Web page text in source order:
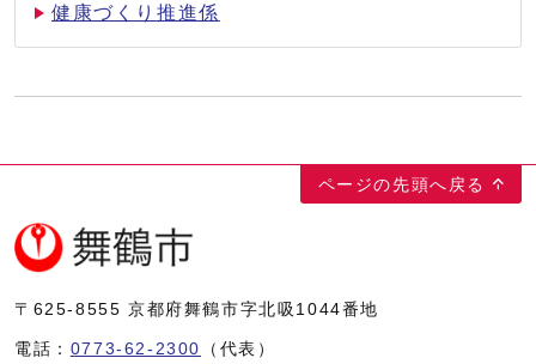
健康づくり推進係
ページの先頭へ戻る
〒625-8555 京都府舞鶴市字北吸1044番地
電話： 0773-62-2300 （代表）